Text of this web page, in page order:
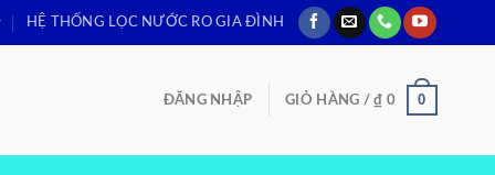
HỆ THỐNG LỌC NƯỚC RO GIA ĐÌNH
ĐĂNG NHẬP GIỎ HÀNG /₫ 0 0